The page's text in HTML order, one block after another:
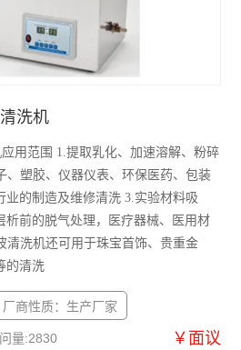
洗机
用范围 1.提取乳化、加速溶解、粉碎
、塑胶、仪器仪表、环保医药、包装
业的制造及维修清洗 3.实验材料吸
析前的脱气处理，医疗器械、医用材
清洗机还可用于珠宝首饰、贵重金
的清洗
厂商性质：生产厂家
量:2830 ￥面议